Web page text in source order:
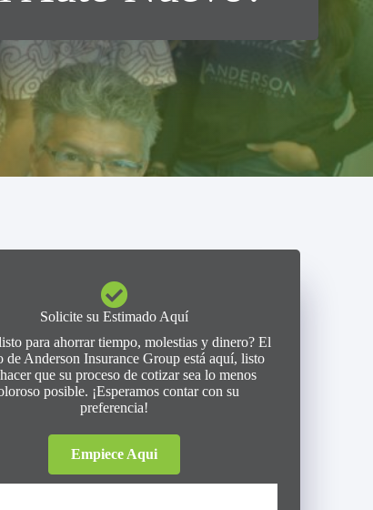
Solicite su Estimado Aquí
para ahorrar tiempo, molestias y dinero? El
de Anderson Insurance Group está aquí, listo
que su proceso de cotizar sea lo menos
posible. ¡Esperamos contar con su
preferencia!
Empiece Aqui